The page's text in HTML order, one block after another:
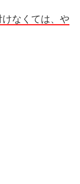
けなくては、や